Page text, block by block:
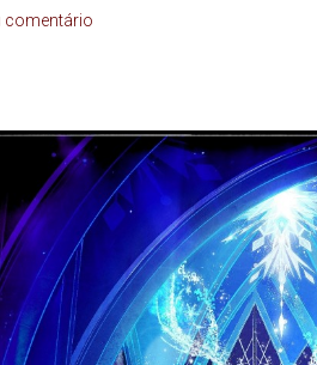
comentário